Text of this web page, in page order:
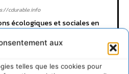
aux
telles que les cookies pour
cdurable.info
écologiques et sociales en